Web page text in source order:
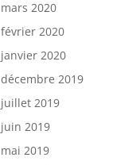
mars 2020
février 2020
janvier 2020
décembre 2019
juillet 2019
juin 2019
mai 2019